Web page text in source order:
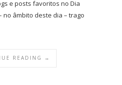
e posts favoritos no Dia
no âmbito deste dia – trago
READING →